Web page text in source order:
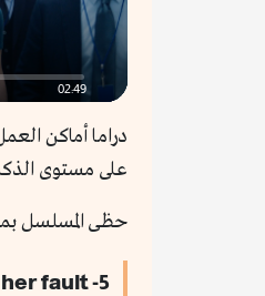
02:49
دراما أماكن
على مستوى
حظى المسلسل بموسم أول في عام 2022، وعاد في 2025 بموسم ثان لم يخذل
5- All her fault